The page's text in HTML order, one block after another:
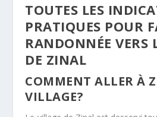
TOUTES LES
PRATIQUES POUR
RANDONNÉE VERS
DE ZINAL
COMMENT ALLER À
VILLAGE?